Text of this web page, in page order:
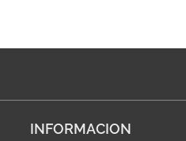
INFORMACION